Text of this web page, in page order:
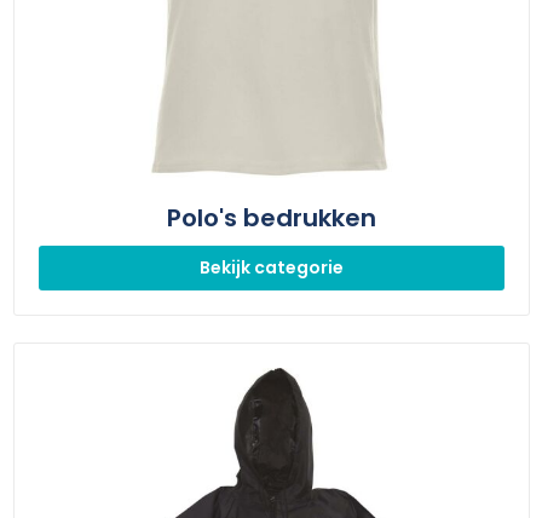
Polo's bedrukken
Bekijk categorie